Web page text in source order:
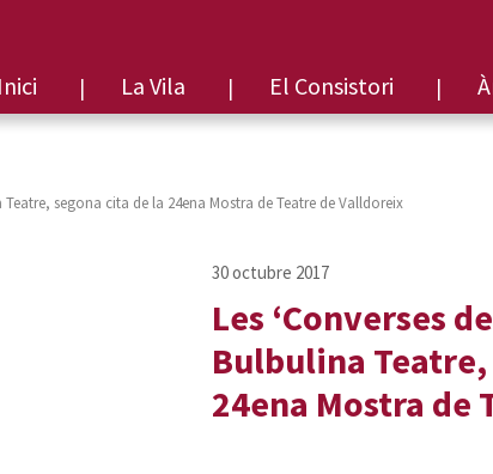
Inici La Vila El Consistori
Teatre, segona cita de la 24ena Mostra de Teatre de Valldoreix
Les ‘Converses
Bulbulina
24ena Mostra de